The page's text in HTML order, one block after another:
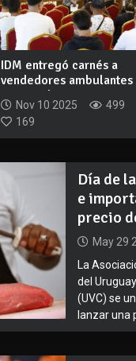
IDM entregó carnés a
vendedores ambulantes
prepara los ser...
Nov 10 2025
499
169
Día de
e
precio
May 29
La
del
(UVC) se
lanzar una